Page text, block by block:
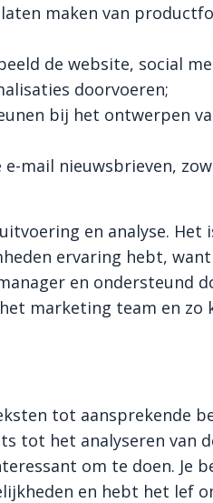
maken van
de website, social
doorvoeren;
bij het ontwerpen
mail nieuwsbrieven,
en analyse. Het
ervaring hebt,
en ondersteund
marketing team en zo
tot aansprekende
tot het analyseren van
om te doen. Je
en hebt het lef